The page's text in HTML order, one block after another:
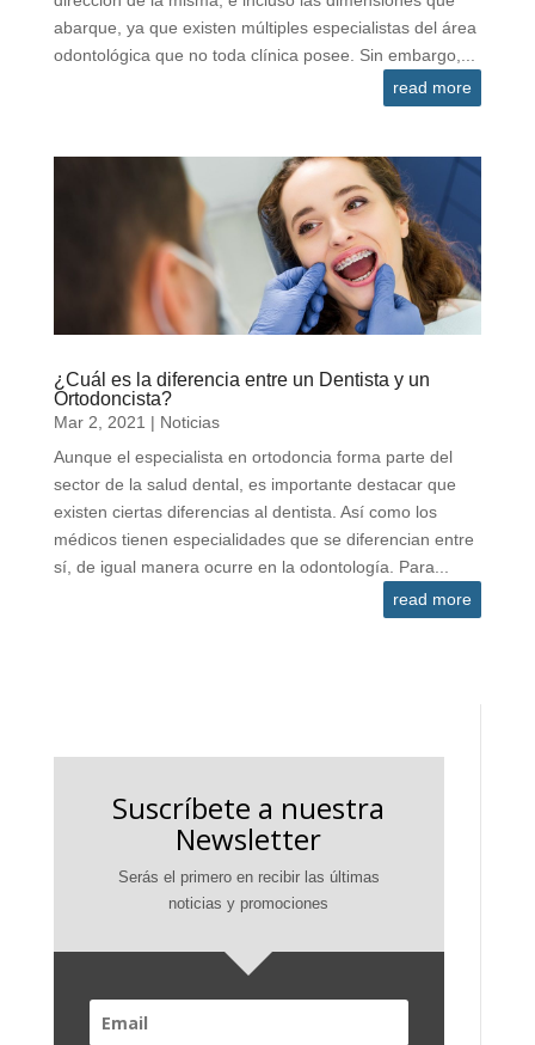
abarque, ya que existen múltiples especialistas del área
odontológica que no toda clínica posee. Sin embargo,...
read more
¿Cuál es la diferencia entre un Dentista y un
Ortodoncista?
Mar 2, 2021 | Noticias
Aunque el especialista en ortodoncia forma parte del
sector de la salud dental, es importante destacar que
existen ciertas diferencias al dentista. Así como los
médicos tienen especialidades que se diferencian entre
sí, de igual manera ocurre en la odontología. Para...
read more
Suscríbete a nuestra
Newsletter
Serás el primero en recibir las últimas
noticias y promociones